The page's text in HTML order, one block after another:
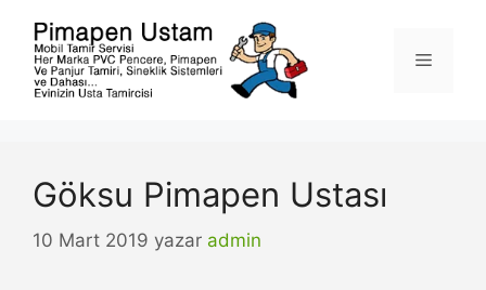
Menü
Göksu Pimapen Ustası
10 Mart 2019 yazar admin